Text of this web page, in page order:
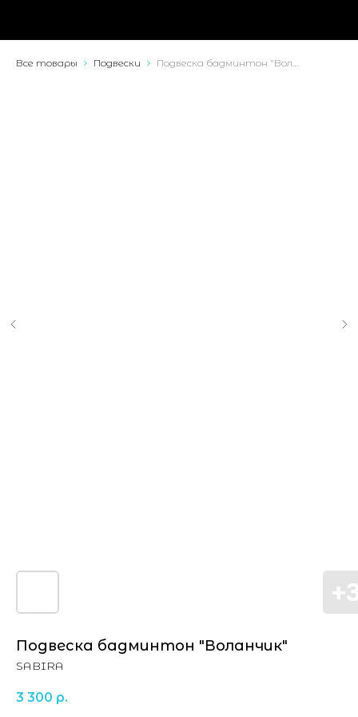
Все товары Подвески Подвеска бадминтон "Воланчик"
Подвеска бадминтон "Воланчик"
SABIRA
3 300 р.